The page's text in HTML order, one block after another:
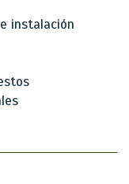
instalación